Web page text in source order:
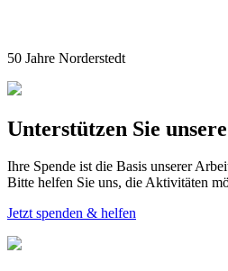
50 Jahre Norderstedt
Unterstützen Sie
Ihre Spende ist die Basis unserer
Bitte helfen Sie uns, die Aktivitäten
Jetzt spenden & helfen